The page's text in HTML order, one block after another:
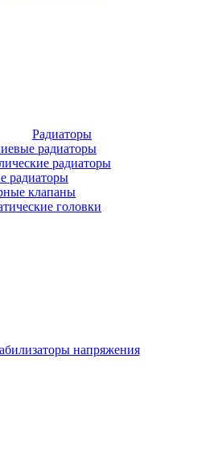
Радиаторы
радиаторы
радиаторы
радиаторы
клапаны
головки
напряжения